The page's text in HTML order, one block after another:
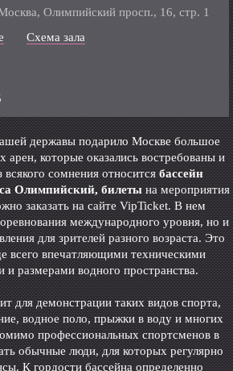
Олимпийский просп., 16, стр. 1
Схема зала
державы подарило Москве большое
арен, которые оказались востребованы и
сомнения относитсябассейн
Олимпийский, билетына мероприятия
заказать на сайте VipTicket. В нем
международного уровня, но и
для зрителей разного возраста. Это
всего впечатляющими техническими
и размерами водного пространства.
для демонстрации таких видов спорта,
водное поло, прыжки в воду и многих
профессиональных спортсменов в
обычные люди, для которых регулярно
К гордости бассейна определенно